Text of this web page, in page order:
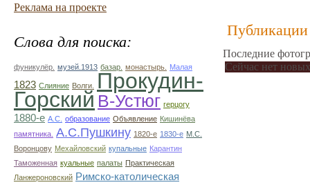
Реклама на проекте
Слова для поиска:
фуникулёр. музей.1913 базар. монастырь. Малая
1823 Слияние Волги. Прокудин-
Горский В-Устюг герцогу
1880-е А.С. образование Объявление Кишинёва
памятника. А.С.Пушкину 1820-е 1830-е М.С.
Воронцову Мехайловский купальные Карантин
Таможенная куальные палаты Практическая
Ланжероновский Римско-католическая
Публикации
Последние
Сейчас нет